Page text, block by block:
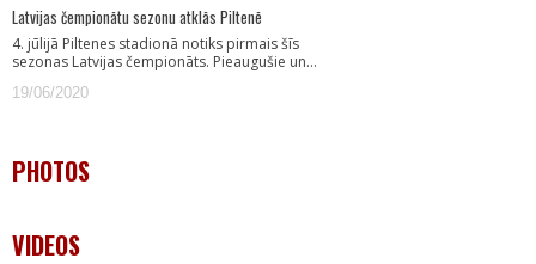
Latvijas čempionātu sezonu atklās Piltenē
4. jūlijā Piltenes stadionā notiks pirmais šīs
sezonas Latvijas čempionāts. Pieaugušie un…
19/06/2020
PHOTOS
VIDEOS